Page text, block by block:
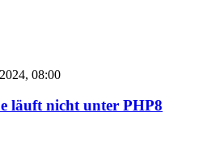
08:00
läuft nicht unter PHP8